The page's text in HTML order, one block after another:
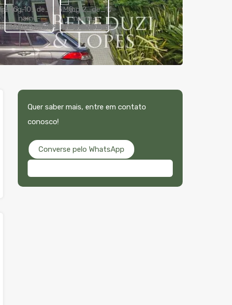
Quer saber mais, entre em contato
conosco!
Converse pelo WhatsApp